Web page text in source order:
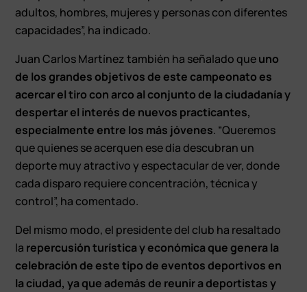
adultos, hombres, mujeres y personas con diferentes
capacidades”, ha indicado.
Juan Carlos Martínez también ha señalado queuno
de los grandes objetivos de este campeonato es
acercar el tiro con arco al conjunto de la ciudadanía y
despertar el interés de nuevos practicantes,
especialmente entre los más jóvenes. “Queremos
que quienes se acerquen ese día descubran un
deporte muy atractivo y espectacular de ver, donde
cada disparo requiere concentración, técnica y
control”, ha comentado.
Del mismo modo, el presidente del club ha resaltado
la repercusión turística y económica que genera la
celebración de este tipo de eventos deportivos en
la ciudad, ya que además de reunir a deportistas y